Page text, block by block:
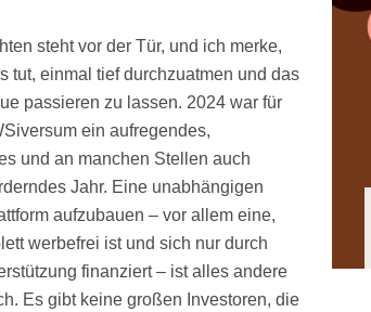
steht vor der Tür, und ich merke,
tut, einmal tief durchzuatmen und das
passieren zu lassen. 2024 war für
ein aufregendes,
und an manchen Stellen auch
Jahr. Eine unabhängigen
aufzubauen – vor allem eine,
werbefrei ist und sich nur durch
finanziert – ist alles andere
Es gibt keine großen Investoren, die